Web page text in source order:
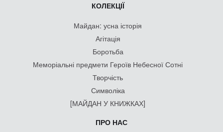
КОЛЕКЦІЇ
Майдан: усна історія
Агітація
Боротьба
Меморіальні предмети Героїв Небесної Сотні
Творчість
Символіка
[МАЙДАН У КНИЖКАХ]
ПРО НАС